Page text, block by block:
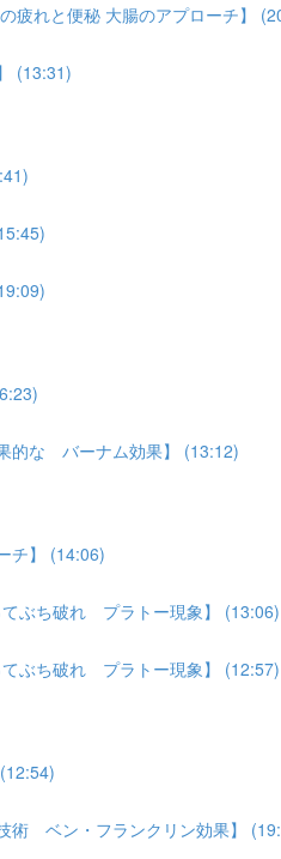
疲れと便秘 大腸のアプローチ】
(13:31)
的な バーナム効果】 (13:12)
チ】 (14:06)
ぶち破れ プラトー現象】 (13:06)
ぶち破れ プラトー現象】 (12:57)
術 ベン・フランクリン効果】